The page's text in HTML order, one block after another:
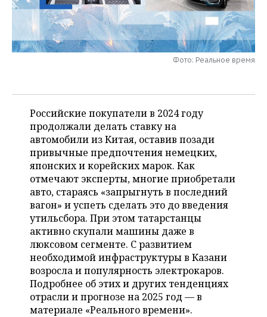
НЕФТЕХИМИЯ
НЕФТЬ
РОЗНИЧНАЯ ТОРГОВЛЯ
ТРАНСПОРТ
НОВОСТИ ТЕХНОЛОГИЙ
IT
МЕРОПРИЯТИЯ
НОВОСТИ МЕРОПРИЯТИЙ
ONLINE-КОНФЕРЕНЦИИ
ОТКРЫТАЯ ЛЕКЦИЯ
СПОРТ
ХОККЕЙ
БАСКЕТБОЛ
КИБЕРСПОРТ
ФИГУРНОЕ КАТАНИЕ
ВОДНЫЕ ВИДЫ СПОРТА
ХОККЕЙ С МЯЧОМ
ВЛАСТЬ
ИНФРАСТРУКТУРА
КУЛЬТУРА
МЕДИЦИНА
ОБРАЗОВАНИЕ
ПРОИСШЕСТВИЯ
СЮЖЕТЫ
СПРАВОЧНИК
СПИСОК КОМПАНИЙ
ПОЛНАЯ ВЕРСИЯ
Фото: Реальное время
Российские покупатели в 2024 году
продолжали делать ставку на
автомобили из Китая, оставив позади
привычные предпочтения немецких,
японских и корейских марок. Как
отмечают эксперты, многие приобретали
авто, стараясь «запрыгнуть в последний
вагон» и успеть сделать это до введения
утильсбора. При этом татарстанцы
активно скупали машины даже в
люксовом сегменте. С развитием
необходимой инфраструктуры в Казани
возросла и популярность электрокаров.
Подробнее об этих и других тенденциях
отрасли и прогнозе на 2025 год — в
материале «Реального времени».